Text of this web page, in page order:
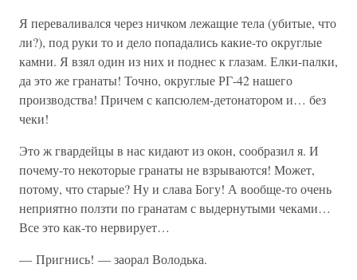
Я переваливался через ничком лежащие тела (убитые, что
ли?), под руки то и дело попадались какие-то округлые
камни. Я взял один из них и поднес к глазам. Елки-палки,
да это же гранаты! Точно, округлые РГ-42 нашего
производства! Причем с капсюлем-детонатором и… без
чеки!
Это ж гвардейцы в нас кидают из окон, сообразил я. И
почему-то некоторые гранаты не взрываются! Может,
потому, что старые? Ну и слава Богу! А вообще-то очень
неприятно ползти по гранатам с выдернутыми чеками…
Все это как-то нервирует…
— Пригнись! — заорал Володька.